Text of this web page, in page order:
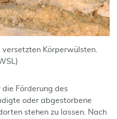
Körperwülsten.
Förderung des
oder abgestorbene
stehen zu lassen. Nach